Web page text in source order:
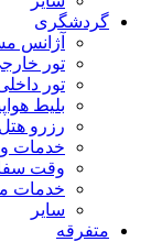
گردشگری
آژانس
تور
تور
بلیط
رزرو هتل
خدمات
وقت
خدمات
سایر
متفرقه